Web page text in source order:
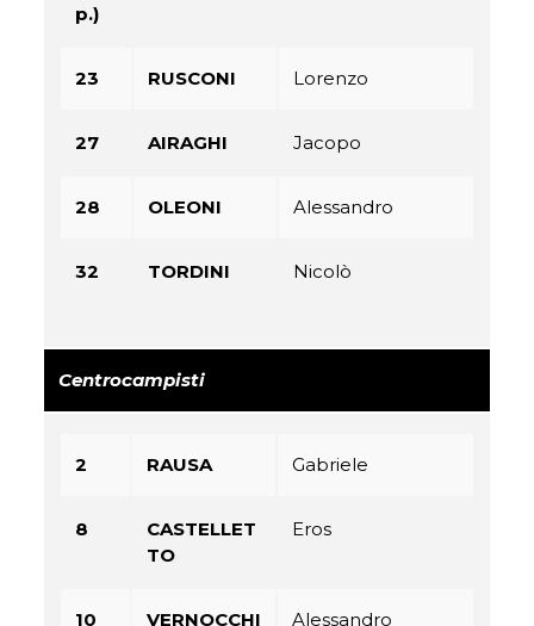
p.)
23 RUSCONI Lorenzo
27 AIRAGHI Jacopo
28 OLEONI Alessandro
32 TORDINI Nicolò
Centrocampisti
2 RAUSA Gabriele
8
CASTELLET
TO
Eros
10 VERNOCCHI Alessandro